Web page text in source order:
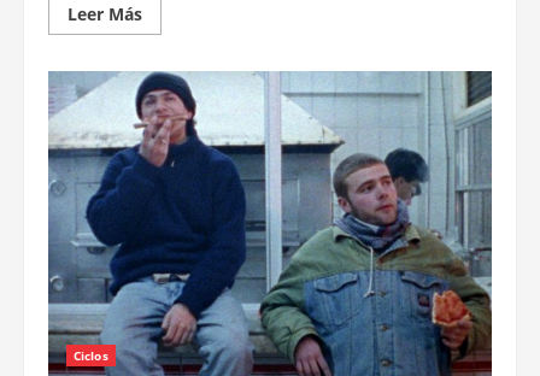
Leer MásLeer
más
Organizan
encuentros
sobre
representaciones
de
la
violencia
cine
y
la
literatura
Ciclos